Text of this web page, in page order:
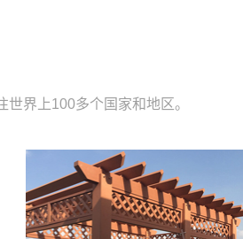
界上100多个国家和地区。